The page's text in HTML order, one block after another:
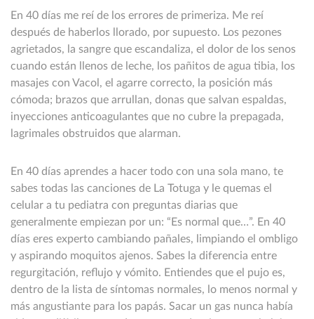
En 40 días me reí de los errores de primeriza. Me reí
después de haberlos llorado, por supuesto. Los pezones
agrietados, la sangre que escandaliza, el dolor de los senos
cuando están llenos de leche, los pañitos de agua tibia, los
masajes con Vacol, el agarre correcto, la posición más
cómoda; brazos que arrullan, donas que salvan espaldas,
inyecciones anticoagulantes que no cubre la prepagada,
lagrimales obstruidos que alarman.
En 40 días aprendes a hacer todo con una sola mano, te
sabes todas las canciones de La Totuga y le quemas el
celular a tu pediatra con preguntas diarias que
generalmente empiezan por un: “Es normal que…”. En 40
días eres experto cambiando pañales, limpiando el ombligo
y aspirando moquitos ajenos. Sabes la diferencia entre
regurgitación, reflujo y vómito. Entiendes que el pujo es,
dentro de la lista de síntomas normales, lo menos normal y
más angustiante para los papás. Sacar un gas nunca había